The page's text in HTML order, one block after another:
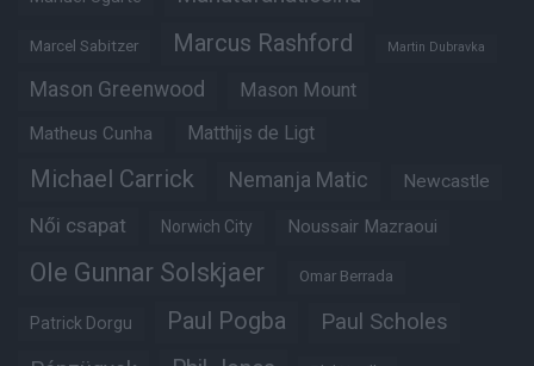
Marcel Sabitzer Marcus Rashford Martin Dubravka
Mason Greenwood Mason Mount
Matheus Cunha Matthijs de Ligt
Michael Carrick Nemanja Matic Newcastle
Női csapat Norwich City Noussair Mazraoui
Ole Gunnar Solskjaer Omar Berrada
Patrick Dorgu Paul Pogba Paul Scholes